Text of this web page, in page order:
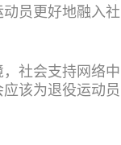
员更好地融入社
社会支持网络中
该为退役运动员